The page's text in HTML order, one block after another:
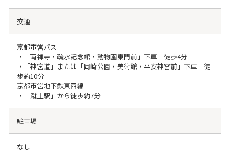
交通
京都市営バス
・「南禅寺・疏水記念館・動物園東門前」下車 徒歩4分
・「神宮道」または「岡崎公園・美術館・平安神宮前」下車 徒
歩約10分
京都市営地下鉄東西線
・「蹴上駅」から徒歩約7分
駐車場
なし